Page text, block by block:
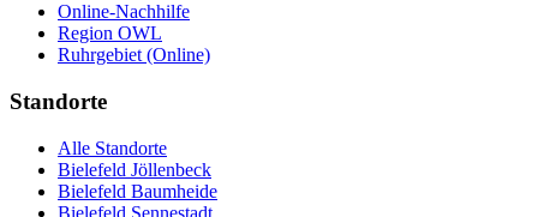
Online-Nachhilfe
Region OWL
Ruhrgebiet (Online)
Standorte
Alle Standorte
Bielefeld Jöllenbeck
Bielefeld Baumheide
Bielefeld Sennestadt